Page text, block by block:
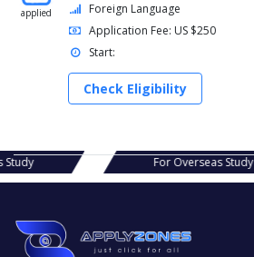
applied
Foreign Language
Application Fee: US $250
Start:
Check Eligibility
Study For Overseas Study